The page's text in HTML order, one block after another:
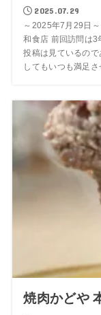
2025.07.29
～2025年7月29日
和食店 前回訪問は3
投稿は見ているの
してもいつも満足さ
焼肉かどや